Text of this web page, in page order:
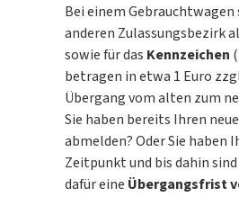
Bei einemGebrauchtwagen
anderen Zulassungsbezirk
sowie für das Kennzeichen
betragen in etwa 1 Euro
Übergang vom alten zum
Sie haben bereits Ihren
abmelden? Oder Sie
Zeitpunkt und bis dahin
dafür eine Übergangsfrist